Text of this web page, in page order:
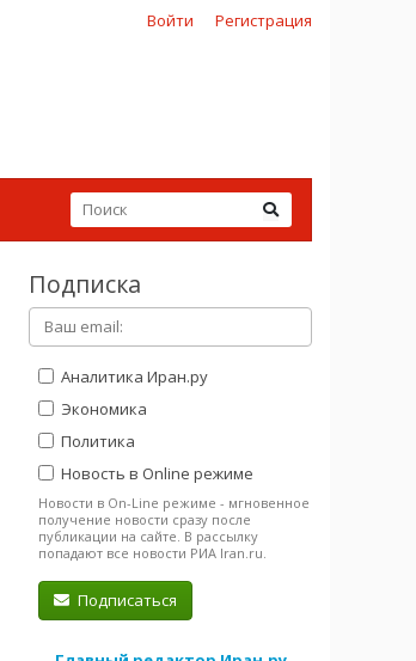
Войти Регистрация
Подписка
Аналитика Иран.ру
Экономика
Политика
Новость в Online режиме
Новости в On-Line режиме - мгновенное
получение новости сразу после
публикации на сайте. В рассылку
попадают все новости РИА Iran.ru.
Подписаться